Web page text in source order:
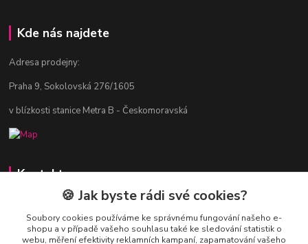
Kde nás najdete
Adresa prodejny:
Praha 9, Sokolovská 276/1605
v blízkosti stanice Metra B - Českomoravská
Kontakty
Jitka Vlasáková
281 916 793
Po-Čt 8-16:30, Pá 8-14:30
🍪 Jak byste rádi své cookies?
Soubory cookies používáme ke správnému fungování našeho e-
shopu a v případě vašeho souhlasu také ke sledování statistik o
webu, měření efektivity reklamních kampaní, zapamatování vašeho